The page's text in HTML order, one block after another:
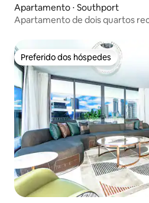
Apartamento ⋅ Southport
Apartamento de dois quartos
Preferido dos hóspedes
Preferido dos hóspedes